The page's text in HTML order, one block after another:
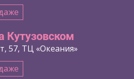
Кутузовском
57, ТЦ «Океания»